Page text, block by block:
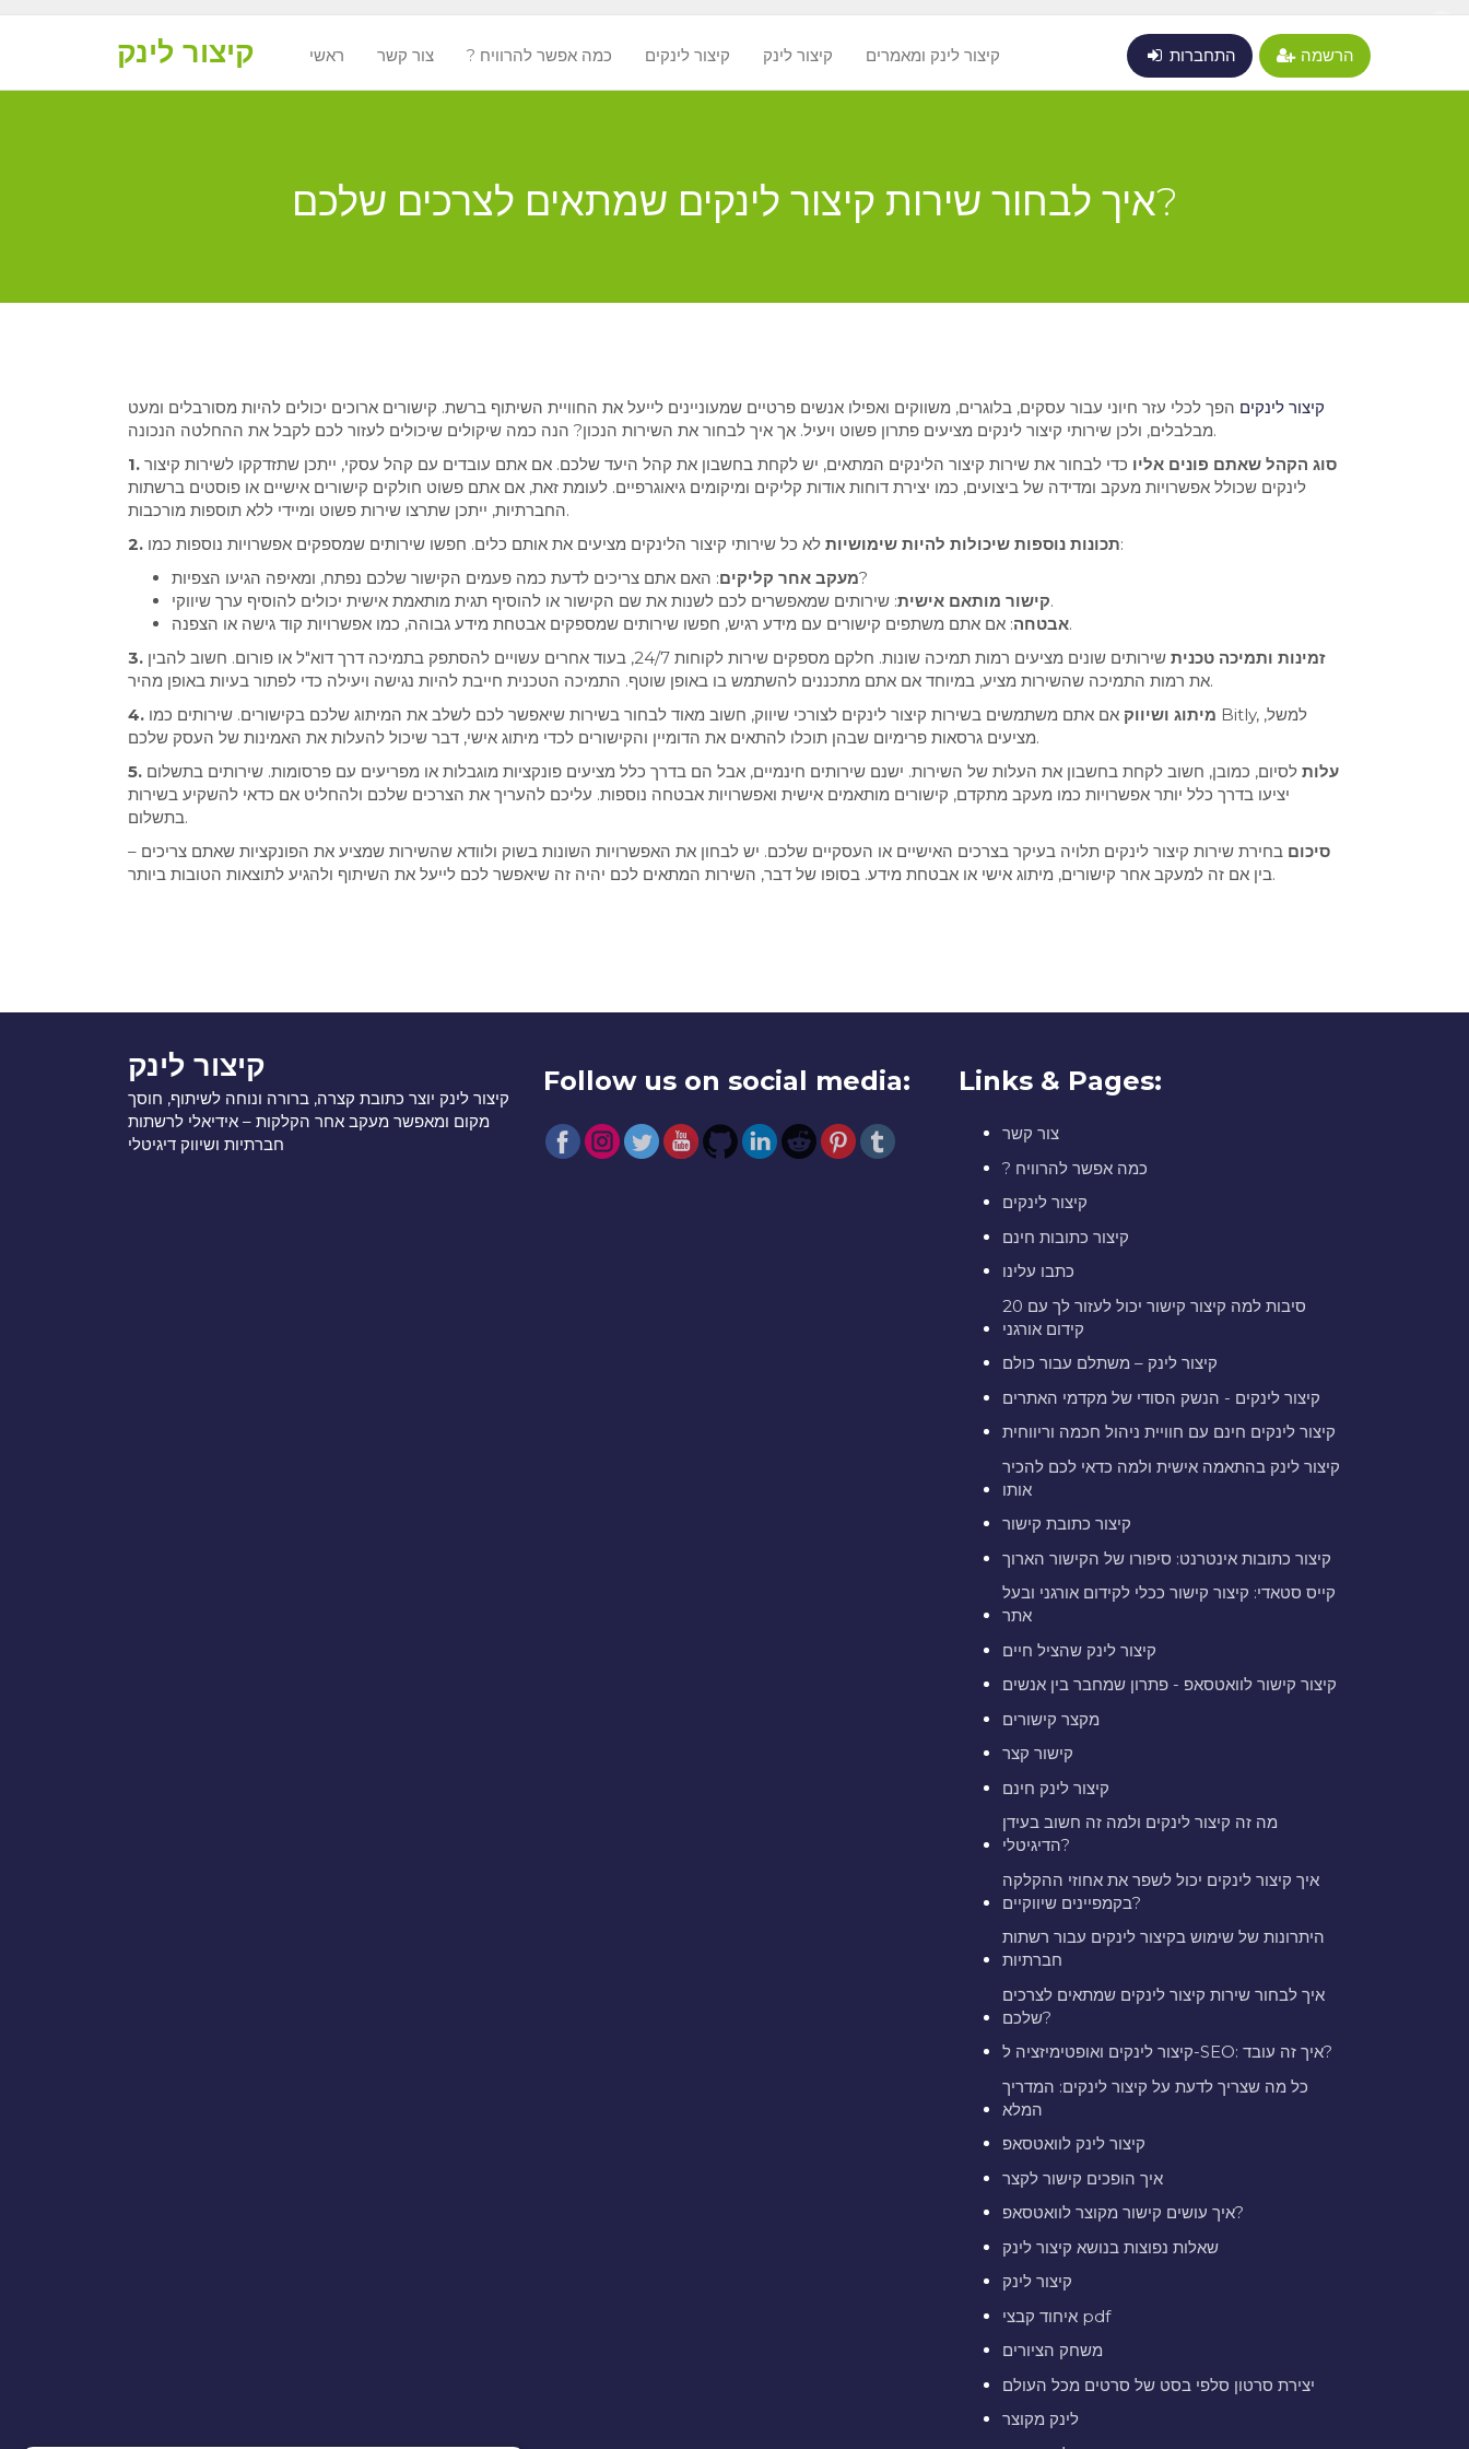
קיצור לינק ראשי צור קשר ? כמה אפשר להרוויח קיצור לינקים קיצור לינק קיצור לינק ומאמרים התחברות הרשמה
איך לבחור שירות קיצור לינקים שמתאים לצרכים שלכם?
קיצור לינקים הפך לכלי עזר חיוני עבור עסקים, בלוגרים, משווקים ואפילו אנשים פרטיים שמעוניינים לייעל את החוויית השיתוף ברשת. קישורים ארוכים יכולים להיות מסורבלים ומעט
מבלבלים, ולכן שירותי קיצור לינקים מציעים פתרון פשוט ויעיל. אך איך לבחור את השירות הנכון? הנה כמה שיקולים שיכולים לעזור לכם לקבל את ההחלטה הנכונה.
1. סוג הקהל שאתם פונים אליו כדי לבחור את שירות קיצור הלינקים המתאים, יש לקחת בחשבון את קהל היעד שלכם. אם אתם עובדים עם קהל עסקי, ייתכן שתזדקקו לשירות קיצור
לינקים שכולל אפשרויות מעקב ומדידה של ביצועים, כמו יצירת דוחות אודות קליקים ומיקומים גיאוגרפיים. לעומת זאת, אם אתם פשוט חולקים קישורים אישיים או פוסטים ברשתות
החברתיות, ייתכן שתרצו שירות פשוט ומיידי ללא תוספות מורכבות.
2. תכונות נוספות שיכולות להיות שימושיותלא כל שירותי קיצור הלינקים מציעים את אותם כלים. חפשו שירותים שמספקים אפשרויות נוספות כמו:
מעקב אחר קליקים: האם אתם צריכים לדעת כמה פעמים הקישור שלכם נפתח, ומאיפה הגיעו הצפיות?
קישור מותאם אישית: שירותים שמאפשרים לכם לשנות את שם הקישור או להוסיף תגית מותאמת אישית יכולים להוסיף ערך שיווקי.
אבטחה: אם אתם משתפים קישורים עם מידע רגיש, חפשו שירותים שמספקים אבטחת מידע גבוהה, כמו אפשרויות קוד גישה או הצפנה.
3. זמינות ותמיכה טכנית
שירותים שונים מציעים רמות תמיכה שונות. חלקם מספקים שירות לקוחות 24/7, בעוד אחרים עשויים להסתפק בתמיכה דרך דוא"ל או פורום. חשוב להבין
את רמות התמיכה שהשירות מציע, במיוחד אם אתם מתכננים להשתמש בו באופן שוטף. התמיכה הטכנית חייבת להיות נגישה ויעילה כדי לפתור בעיות באופן מהיר.
4. מיתוג ושיווק אם אתם משתמשים בשירות קיצור לינקים לצורכי שיווק, חשוב מאוד לבחור בשירות שיאפשר לכם לשלב את המיתוג שלכם בקישורים. שירותים כמו Bitly, למשל,
מציעים גרסאות פרימיום שבהן תוכלו להתאים את הדומיין והקישורים לכדי מיתוג אישי, דבר שיכול להעלות את האמינות של העסק שלכם.
5. עלות לסיום, כמובן, חשוב לקחת בחשבון את העלות של השירות. ישנם שירותים חינמיים, אבל הם בדרך כלל מציעים פונקציות מוגבלות או מפריעים עם פרסומות. שירותים בתשלום
יציעו בדרך כלל יותר אפשרויות כמו מעקב מתקדם, קישורים מותאמים אישית ואפשרויות אבטחה נוספות. עליכם להעריך את הצרכים שלכם ולהחליט אם כדאי להשקיע בשירות
בתשלום.
סיכום בחירת שירות קיצור לינקים תלויה בעיקר בצרכים האישיים או העסקיים שלכם. יש לבחון את האפשרויות השונות בשוק ולוודא שהשירות שמציע את הפונקציות שאתם צריכים –
בין אם זה למעקב אחר קישורים, מיתוג אישי או אבטחת מידע. בסופו של דבר, השירות המתאים לכם יהיה זה שיאפשר לכם לייעל את השיתוף ולהגיע לתוצאות הטובות ביותר.
קיצור לינק
קיצור לינק יוצר כתובת קצרה, ברורה ונוחה לשיתוף, חוסך
מקום ומאפשר מעקב אחר הקלקות – אידיאלי לרשתות
חברתיות ושיווק דיגיטלי
Follow us on social media: Links & Pages:
צור קשר
? כמה אפשר להרוויח
קיצור לינקים
קיצור כתובות חינם
כתבו עלינו
20 סיבות למה קיצור קישור יכול לעזור לך עם
קידום אורגני
קיצור לינק – משתלם עבור כולם
קיצור לינקים - הנשק הסודי של מקדמי האתרים
קיצור לינקים חינם עם חוויית ניהול חכמה וריווחית
קיצור לינק בהתאמה אישית ולמה כדאי לכם להכיר
אותו
קיצור כתובת קישור
קיצור כתובות אינטרנט: סיפורו של הקישור הארוך
קייס סטאדי: קיצור קישור ככלי לקידום אורגני ובעל
אתר
קיצור לינק שהציל חיים
קיצור קישור לוואטסאפ - פתרון שמחבר בין אנשים
מקצר קישורים
קישור קצר
קיצור לינק חינם
מה זה קיצור לינקים ולמה זה חשוב בעידן
הדיגיטלי?
איך קיצור לינקים יכול לשפר את אחוזי ההקלקה
בקמפיינים שיווקיים?
היתרונות של שימוש בקיצור לינקים עבור רשתות
חברתיות
איך לבחור שירות קיצור לינקים שמתאים לצרכים
שלכם?
קיצור לינקים ואופטימיזציה ל-SEO: איך זה עובד?
כל מה שצריך לדעת על קיצור לינקים: המדריך
המלא
קיצור לינק לוואטסאפ
איך הופכים קישור לקצר
איך עושים קישור מקוצר לוואטסאפ?
שאלות נפוצות בנושא קיצור לינק
קיצור לינק
איחוד קבצי pdf
משחק הציורים
יצירת סרטון סלפי בסט של סרטים מכל העולם
לינק מקוצר